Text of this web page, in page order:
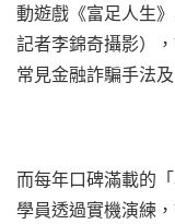
動遊戲《富足人生
記者李錦奇攝影）
常見金融詐騙手法
而每年口碑滿載的
學員透過實機演練